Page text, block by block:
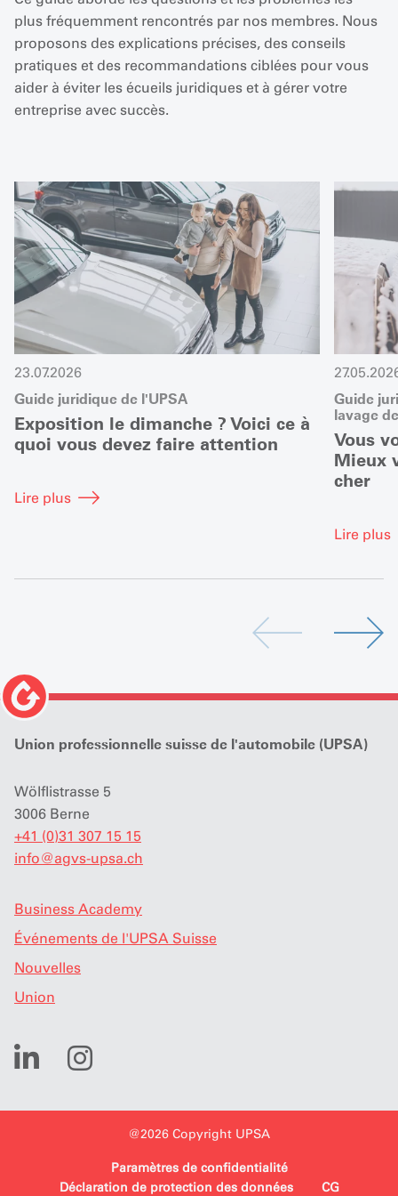
plus fréquemment rencontrés par nos membres. Nous
proposons des explications précises, des conseils
pratiques et des recommandations ciblées pour vous
aider à éviter les écueils juridiques et à gérer votre
entreprise avec succès.
23.07.2026
Guide juridique de l'UPSA
Exposition le dimanche ? Voici ce à
quoi vous devez faire attention
Lire plus
Guide
lavage
Vous
Mieux
cher
Lire plus
Union professionnelle suisse de l'automobile (UPSA)
Wölflistrasse 5
3006 Berne
+41 (0)31 307 15 15
info@agvs-upsa.ch
Business Academy
Événements de l'UPSA Suisse
Nouvelles
Union
@2026 Copyright UPSA
Paramètres de confidentialité
Déclaration de protection des données
CG